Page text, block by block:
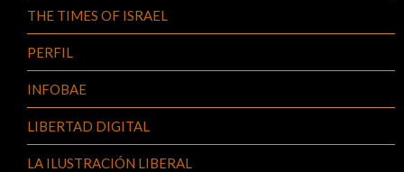
THE TIMES OF ISRAEL
PERFIL
INFOBAE
LIBERTAD DIGITAL
LA ILUSTRACIÓN LIBERAL